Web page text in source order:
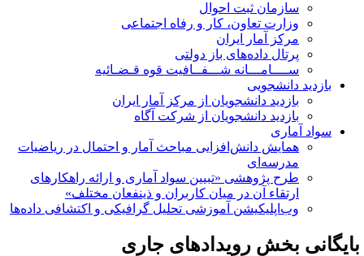
سازمان ثبت احوال
وزارت تعاون، کار و رفاه اجتماعی
مرکز آمار ایران
پرتال داده‌های باز دولتی
ســــامـــانه شـــفــافیت قوه قـضـائیه
بازدید دانشجویی
بازدید دانشجویان از مرکز آمار ایران
بازدید دانشجویان از شرکت آگاه
سواد آماری
همایش دانش‌افزایی مباحث آمار و احتمال در ریاضیات
مدرسه‌ای
طرح پژوهشی «تبیین سواد آماری و ارائه راهکارهای
ارتقاء آن در میان کاربران و ذینفعان مختلف»
وب‌اپلیکیشن آموزشی تحلیل گرافیکی و اکتشافی داده‌ها
بخشرویدادهای جاری